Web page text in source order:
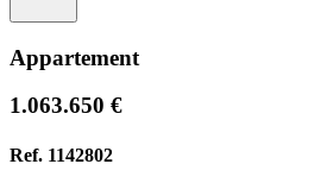
Appartement
1.063.650 €
Ref. 1142802